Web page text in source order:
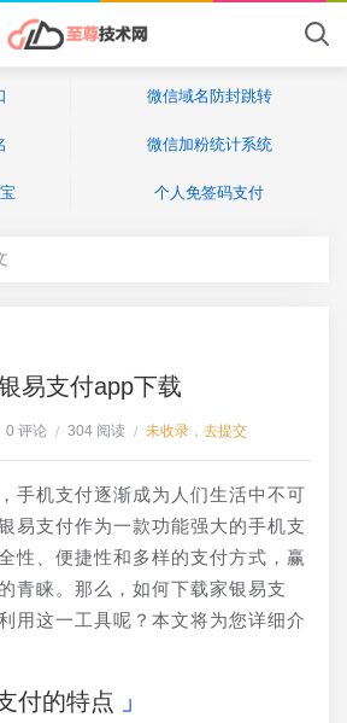
微信域名防封跳转
微信加粉统计系统
个人免签码支付
易支付app下载
0 评论 / 304 阅读 / 未收录，去提交
手机支付逐渐成为人们生活中不可
易支付作为一款功能强大的手机支
性、便捷性和多样的支付方式，赢
青睐。那么，如何下载家银易支
用这一工具呢？本文将为您详细介
付的特点